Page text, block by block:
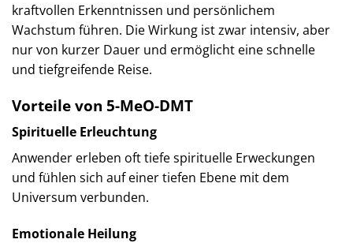
kraftvollen Erkenntnissen und persönlichem
Wachstum führen. Die Wirkung ist zwar intensiv, aber
nur von kurzer Dauer und ermöglicht eine schnelle
und tiefgreifende Reise.
Vorteile von 5-MeO-DMT
Spirituelle Erleuchtung
Anwender erleben oft tiefe spirituelle Erweckungen
und fühlen sich auf einer tiefen Ebene mit dem
Universum verbunden.
Emotionale Heilung